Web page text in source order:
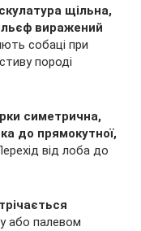
щільна,
виражений
собаці при
породі
симетрична,
до прямокутної,
від лоба до
або палевом